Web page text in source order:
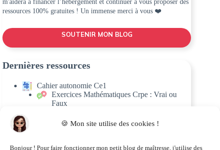
🍪 Mon site utilise des cookies !
Bonjour ! Pour faire fonctionner mon petit blog de maîtresse, j'utilise des
m'aidera à financer l’hébergement et continuer à vous proposer des
ressources 100% gratuites ! Un immense merci à vous ❤️
SOUTENIR MON BLOG
Dernières ressources
Cahier autonomie Ce1
Exercices Mathématiques Crpe : Vrai ou
Faux
Programme révision Crpe